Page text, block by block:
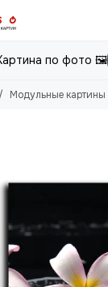
по фото 🖼️
Модульные картины